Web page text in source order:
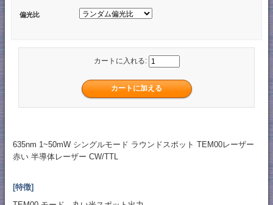
偏光比
カートに入れる:
635nm 1~50mW シングルモード ラウンドスポット TEM00レーザー
赤い 半導体レーザー CW/TTL
[特徴]